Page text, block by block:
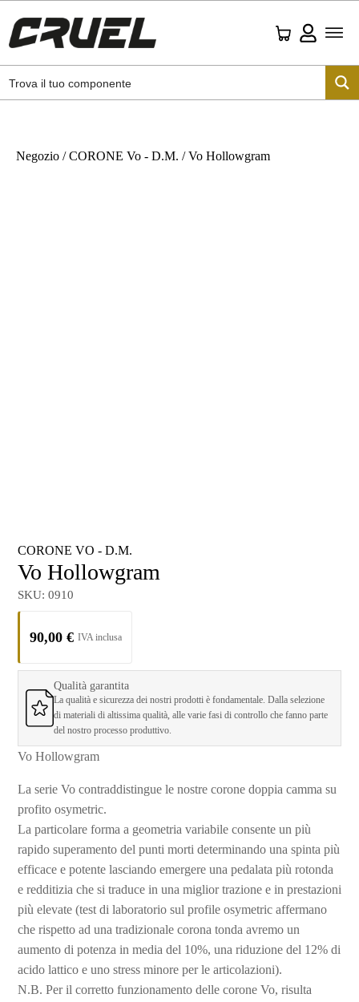
Negozio /CORONE Vo - D.M. / Vo Hollowgram
CORONE VO - D.M.
Vo Hollowgram
SKU: 0910
90,00 €
Qualità garantita
La qualità e sicurezza dei nostri prodotti è fondamentale. Dalla selezione
di materiali di altissima qualità, alle varie fasi di controllo che fanno parte
del nostro processo produttivo.
Vo Hollowgram
La serie Vo contraddistingue le nostre corone doppia camma su
profito osymetric.
La particolare forma a geometria variabile consente un più
rapido superamento del punti morti determinando una spinta più
efficace e potente lasciando emergere una pedalata più rotonda
e redditizia che si traduce in una miglior trazione e in prestazioni
più elevate (test di laboratorio sul profile osymetric affermano
che rispetto ad una tradizionale corona tonda avremo un
aumento di potenza in media del 10%, una riduzione del 12% di
acido lattico e uno stress minore per le articolazioni).
N.B. Per il corretto funzionamento delle corone Vo, risulta